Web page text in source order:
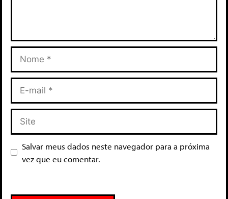
Salvar meus dados neste navegador para a próxima
vez que eu comentar.